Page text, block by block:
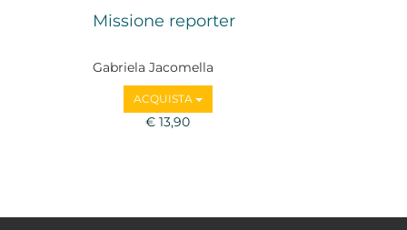
Missione reporter
Gabriela Jacomella
ACQUISTA
€ 13,90